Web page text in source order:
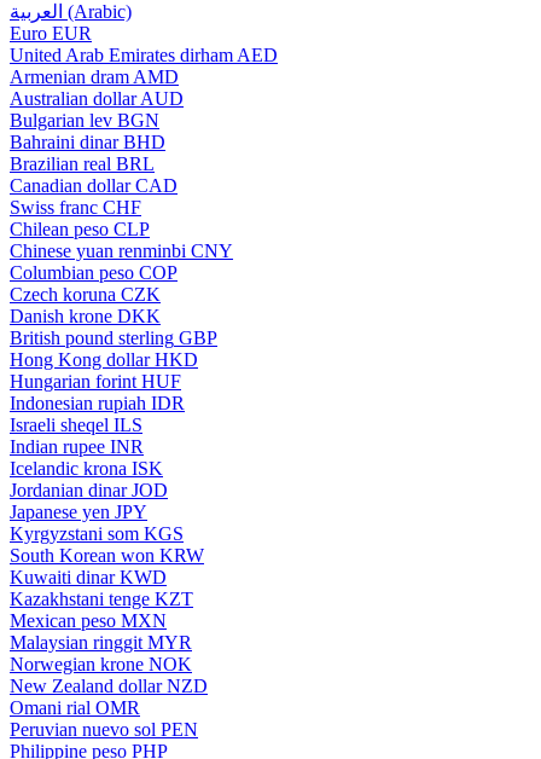
العربية (Arabic)
Euro EUR
United Arab Emirates dirham AED
Armenian dram AMD
Australian dollar AUD
Bulgarian lev BGN
Bahraini dinar BHD
Brazilian real BRL
Canadian dollar CAD
Swiss franc CHF
Chilean peso CLP
Chinese yuan renminbi CNY
Columbian peso COP
Czech koruna CZK
Danish krone DKK
British pound sterling GBP
Hong Kong dollar HKD
Hungarian forint HUF
Indonesian rupiah IDR
Israeli sheqel ILS
Indian rupee INR
Icelandic krona ISK
Jordanian dinar JOD
Japanese yen JPY
Kyrgyzstani som KGS
South Korean won KRW
Kuwaiti dinar KWD
Kazakhstani tenge KZT
Mexican peso MXN
Malaysian ringgit MYR
Norwegian krone NOK
New Zealand dollar NZD
Omani rial OMR
Peruvian nuevo sol PEN
Philippine peso PHP